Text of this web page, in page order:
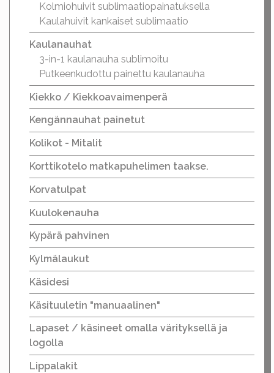
Kolmiohuivit sublimaatiopainatuksella
Kaulahuivit kankaiset sublimaatio
Kaulanauhat
3-in-1 kaulanauha sublimoitu
Putkeenkudottu painettu kaulanauha
Kiekko / Kiekkoavaimenperä
Kengännauhat painetut
Kolikot - Mitalit
Korttikotelo matkapuhelimen taakse.
Korvatulpat
Kuulokenauha
Kypärä pahvinen
Kylmälaukut
Käsidesi
Käsituuletin "manuaalinen"
Lapaset / käsineet omalla värityksellä ja
logolla
Lippalakit